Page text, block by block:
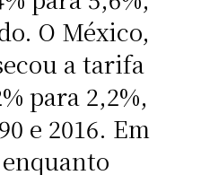
O México,
a tarifa
para 2,2%,
e 2016. Em